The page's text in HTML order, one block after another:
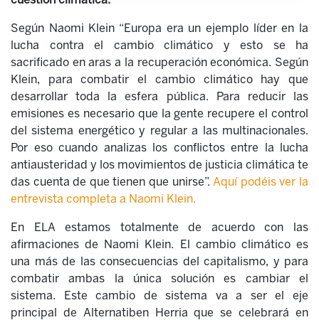
Según Naomi Klein “Europa era un ejemplo líder en la
lucha contra el cambio climático y esto se ha
sacrificado en aras a la recuperación económica. Según
Klein, para combatir el cambio climático hay que
desarrollar toda la esfera pública. Para reducir las
emisiones es necesario que la gente recupere el control
del sistema energético y regular a las multinacionales.
Por eso cuando analizas los conflictos entre la lucha
antiausteridad y los movimientos de justicia climática te
das cuenta de que tienen que unirse”. Aquí podéis ver la
entrevista completa a Naomi Klein.
En ELA estamos totalmente de acuerdo con las
afirmaciones de Naomi Klein. El cambio climático es
una más de las consecuencias del capitalismo, y para
combatir ambas la única solución es cambiar el
sistema. Este cambio de sistema va a ser el eje
principal de Alternatiben Herria que se celebrará en